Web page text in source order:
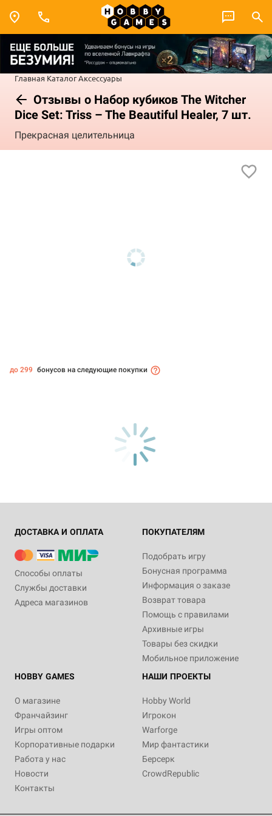
Главная КаталогАксессуары
Отзывы о Набор кубиков The Witcher
Dice Set: Triss – The Beautiful Healer, 7 шт.
Прекрасная целительница
до 299 бонусов на следующие покупки
ДОСТАВКА И ОПЛАТА
Способы оплаты
Службы доставки
Адреса магазинов
ПОКУПАТЕЛЯМ
Подобрать игру
Бонусная программа
Информация о заказе
Возврат товара
Помощь с правилами
Архивные игры
Товары без скидки
Мобильное приложение
HOBBY GAMES
О магазине
Франчайзинг
Игры оптом
Корпоративные подарки
Работа у нас
Новости
Контакты
НАШИ ПРОЕКТЫ
Hobby World
Игрокон
Warforge
Мир фантастики
Берсерк
CrowdRepublic